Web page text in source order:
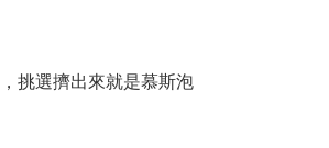
挑選擠出來就是慕斯泡